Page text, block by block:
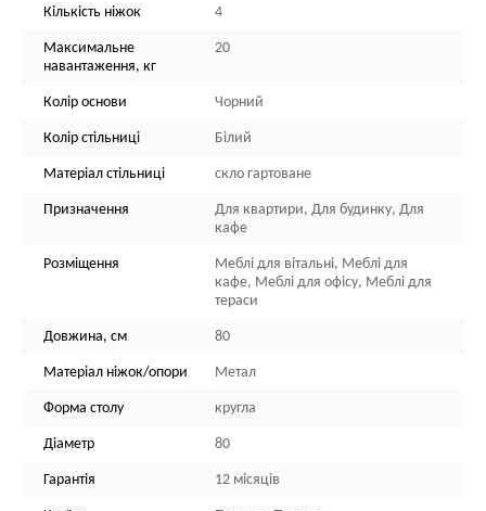
Кількість ніжок 4
Максимальне
навантаження, кг
20
Колір основи Чорний
Колір стільниці Білий
Матеріал стільниці скло гартоване
Призначення
Для квартири, Для будинку, Для
кафе
Розміщення
Меблі для вітальні, Меблі для
кафе, Меблі для офісу, Меблі для
тераси
Довжина, см 80
Матеріал ніжок/опори Метал
Форма столу кругла
Діаметр 80
Гарантія 12 місяців